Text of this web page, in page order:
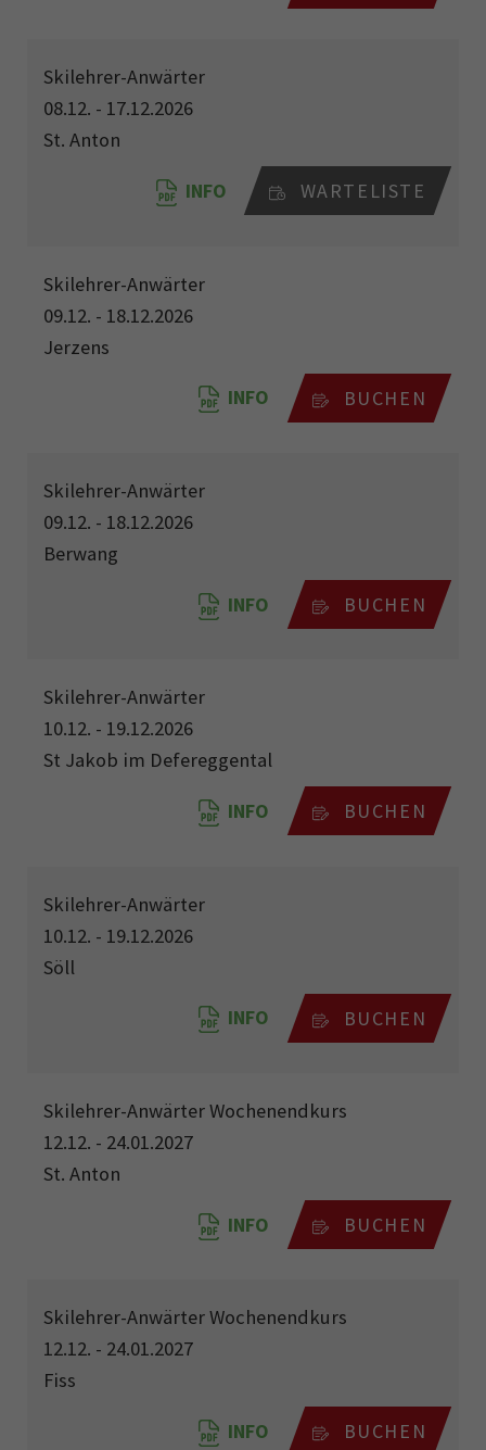
Skilehrer-Anwärter
08.12. - 17.12.2026
St. Anton
INFO WARTELISTE
Skilehrer-Anwärter
09.12. - 18.12.2026
Jerzens
INFO BUCHEN
Skilehrer-Anwärter
09.12. - 18.12.2026
Berwang
INFO BUCHEN
Skilehrer-Anwärter
10.12. - 19.12.2026
St Jakob im Defereggental
INFO BUCHEN
Skilehrer-Anwärter
10.12. - 19.12.2026
Söll
INFO BUCHEN
Skilehrer-Anwärter Wochenendkurs
12.12. - 24.01.2027
St. Anton
INFO BUCHEN
Skilehrer-Anwärter Wochenendkurs
12.12. - 24.01.2027
Fiss
INFO BUCHEN